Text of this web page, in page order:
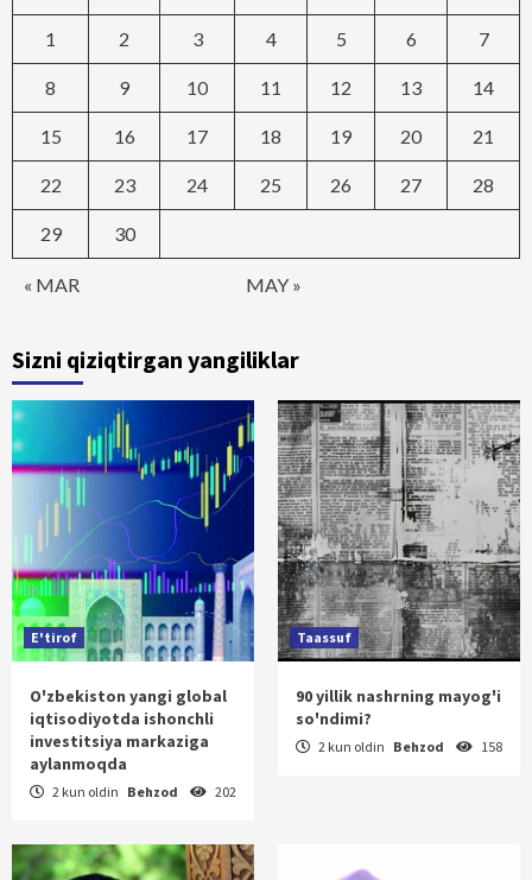
« MAR MAY »
1 2 3 4 5 6 7
8 9 10 11 12 13 14
15 16 17 18 19 20 21
22 23 24 25 26 27 28
29 30
Sizni qiziqtirgan yangiliklar
E'tirof
O'zbekiston yangi global
iqtisodiyotda ishonchli
investitsiya markaziga
aylanmoqda
2 kun oldin Behzod 202
Taassuf
90 yillik nashrning mayog'i
so'ndimi?
2 kun oldin Behzod 158